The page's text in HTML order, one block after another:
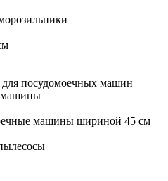
посудомоечных машин
машины
машины шириной 45 см